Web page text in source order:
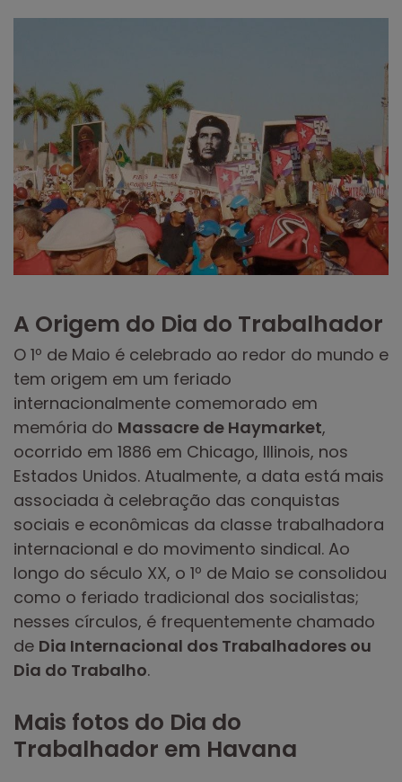
A Origem do Dia do Trabalhador
O 1º de Maio é celebrado ao redor do mundo e
tem origem em um feriado
internacionalmente comemorado em
memória do Massacre de Haymarket,
ocorrido em 1886 em Chicago, Illinois, nos
Estados Unidos. Atualmente, a data está mais
associada à celebração das conquistas
sociais e econômicas da classe trabalhadora
internacional e do movimento sindical. Ao
longo do século XX, o 1º de Maio se consolidou
como o feriado tradicional dos socialistas;
nesses círculos, é frequentemente chamado
de Dia Internacional dos Trabalhadores ou
Dia do Trabalho.
Mais fotos do Dia do
Trabalhador em Havana